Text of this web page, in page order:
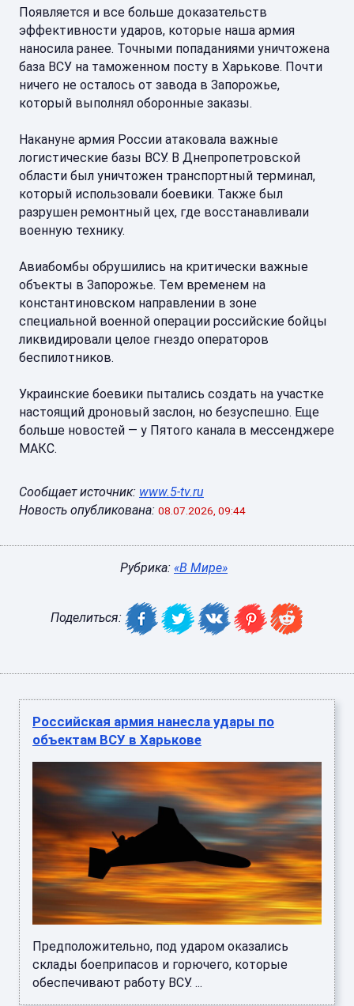
Появляется и все больше доказательств
эффективности ударов, которые наша армия
наносила ранее. Точными попаданиями уничтожена
база ВСУ на таможенном посту в Харькове. Почти
ничего не осталось от завода в Запорожье,
который выполнял оборонные заказы.
Накануне армия России атаковала важные
логистические базы ВСУ. В Днепропетровской
области был уничтожен транспортный терминал,
который использовали боевики. Также был
разрушен ремонтный цех, где восстанавливали
военную технику.
Авиабомбы обрушились на критически важные
объекты в Запорожье. Тем временем на
константиновском направлении в зоне
специальной военной операции российские бойцы
ликвидировали целое гнездо операторов
беспилотников.
Украинские боевики пытались создать на участке
настоящий дроновый заслон, но безуспешно. Еще
больше новостей — у Пятого канала в мессенджере
МАКС.
Сообщает источник: www.5-tv.ru
Новость опубликована: 08.07.2026, 09:44
Рубрика: «В Мире»
Поделиться:
Российская армия нанесла удары по
объектам ВСУ в Харькове
Предположительно, под ударом оказались
склады боеприпасов и горючего, которые
обеспечивают работу ВСУ. ...